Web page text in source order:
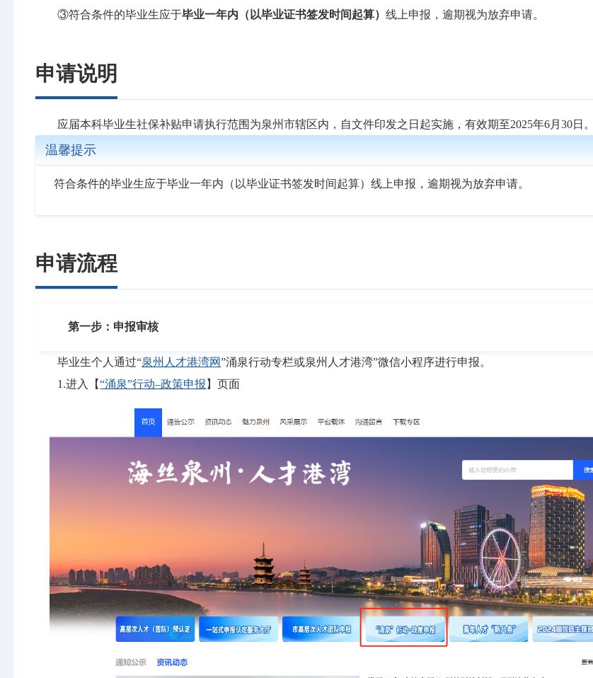
③符合条件的毕业生应于毕业一年内（以毕业证书签发时间起算）线上申报，逾期视为放弃申请。
申请说明
应届本科毕业生社保补贴申请执行范围为泉州市辖区内，自文件印发之日起实施，有效期至2025年6月30日。
温馨提示
符合条件的毕业生应于毕业一年内（以毕业证书签发时间起算）线上申报，逾期视为放弃申请。
申请流程
第一步：申报审核
毕业生个人通过“泉州人才港湾网”涌泉行动专栏或泉州人才港湾”微信小程序进行申报。
1.进入【“涌泉”行动–政策申报 】页面